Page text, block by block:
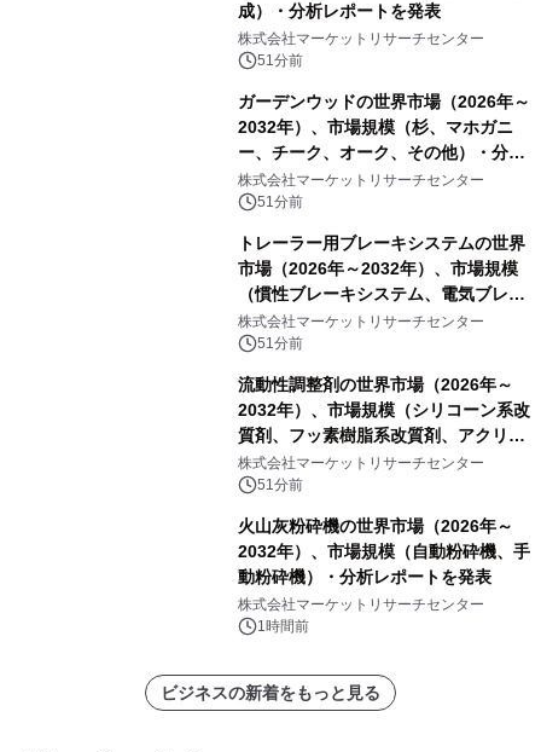
成）・分析レポートを発表
株式会社マーケットリサーチセンター
51分前
ガーデンウッドの世界市場（2026年～
2032年）、市場規模（杉、マホガニ
ー、チーク、オーク、その他）・分析
レポートを発表
株式会社マーケットリサーチセンター
51分前
トレーラー用ブレーキシステムの世界
市場（2026年～2032年）、市場規模
（慣性ブレーキシステム、電気ブレー
キシステム、その他）・分析レポート
を発表
株式会社マーケットリサーチセンター
51分前
流動性調整剤の世界市場（2026年～
2032年）、市場規模（シリコーン系改
質剤、フッ素樹脂系改質剤、アクリル
系改質剤、ポリウレタン系改質剤、ワ
ックス系改質剤）・分析レポートを発
株式会社マーケットリサーチセンター
51分前
火山灰粉砕機の世界市場（2026年～
2032年）、市場規模（自動粉砕機、手
動粉砕機）・分析レポートを発表
株式会社マーケットリサーチセンター
1時間前
ビジネスの新着をもっと見る